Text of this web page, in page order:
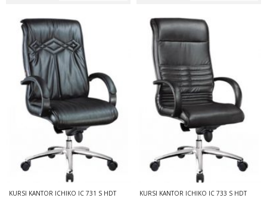
KURSI KANTOR ICHIKO IC 731 S HDT KURSI KANTOR ICHIKO IC 733 S HDT